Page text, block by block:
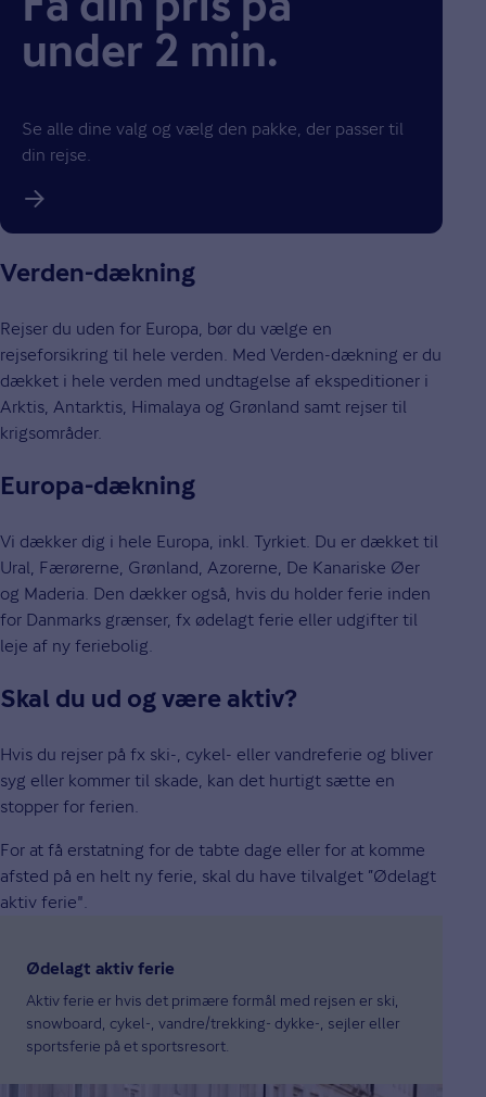
Få din pris på
under 2 min.
Se alle dine valg og vælg den pakke, der passer til
din rejse.
Verden-dækning
Rejser du uden for Europa, bør du vælge en
rejseforsikring til hele verden. Med Verden-dækning er du
dækket i hele verden med undtagelse af ekspeditioner i
Arktis, Antarktis, Himalaya og Grønland samt rejser til
krigsområder.
Europa-dækning
Vi dækker dig i hele Europa, inkl. Tyrkiet. Du er dækket til
Ural, Færørerne, Grønland, Azorerne, De Kanariske Øer
og Maderia. Den dækker også, hvis du holder ferie inden
for Danmarks grænser, fx ødelagt ferie eller udgifter til
leje af ny feriebolig.
Skal du ud og være aktiv?
Hvis du rejser på fx ski-, cykel- eller vandreferie og bliver
syg eller kommer til skade, kan det hurtigt sætte en
stopper for ferien.
For at få erstatning for de tabte dage eller for at komme
afsted på en helt ny ferie, skal du have tilvalget ”Ødelagt
aktiv ferie".
Ødelagt aktiv ferie
Aktiv ferie er hvis det primære formål med rejsen er ski,
snowboard, cykel-, vandre/trekking- dykke-, sejler eller
sportsferie på et sportsresort.